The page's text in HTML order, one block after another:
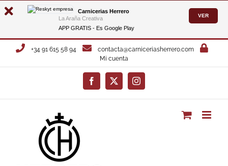
Carnicerias Herrero
La Araña Creativa
APP GRATIS - Es Google Play
VER
Saltar
+34 91 615 58 94
contacta@carniceriasherrero.com
Mi cuenta
Facebook
X Instagram